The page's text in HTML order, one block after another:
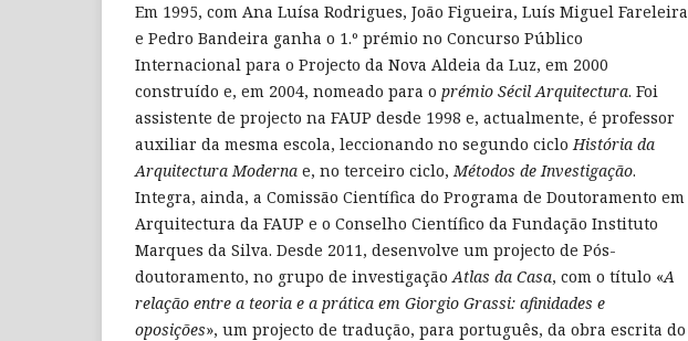
Em 1995, com Ana Luísa Rodrigues, João Figueira, Luís Miguel Fareleira
e Pedro Bandeira ganha o 1.º prémio no Concurso Público
Internacional para o Projecto da Nova Aldeia da Luz, em 2000
construído e, em 2004, nomeado para o prémio Sécil Arquitectura. Foi
assistente de projecto na FAUP desde 1998 e, actualmente, é professor
auxiliar da mesma escola, leccionando no segundo cicloHistória da
Arquitectura Moderna e, no terceiro ciclo,Métodos de Investigação.
Integra, ainda, a Comissão Científica do Programa de Doutoramento em
Arquitectura da FAUP e o Conselho Científico da Fundação Instituto
Marques da Silva. Desde 2011, desenvolve um projecto de Pós-
doutoramento, no grupo de investigaçãoAtlas da Casa, com o título «A
relação entre a teoria e a prática em Giorgio Grassi: afinidades e
oposições», um projecto de tradução, para português, da obra escrita do